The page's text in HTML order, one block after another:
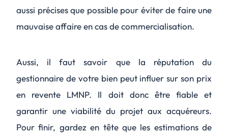
aussi précises que possible pour éviter de faire une
mauvaise affaire en cas de commercialisation.
Aussi, il faut savoir que la réputation du
gestionnaire de votre bien peut influer sur son prix
en revente LMNP. Il doit donc être fiable et
garantir une viabilité du projet aux acquéreurs.
Pour finir, gardez en tête que les estimations de